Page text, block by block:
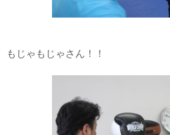
もじゃもじゃさん！！